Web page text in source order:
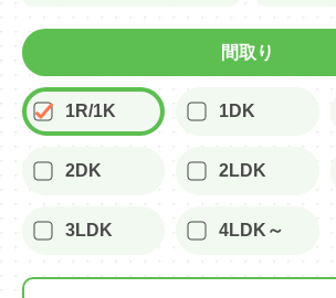
間取り
1R/1K 1DK
2DK 2LDK
3LDK 4LDK～